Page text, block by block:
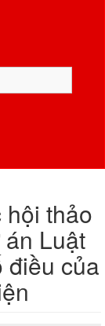
thảo
Luật
điều của